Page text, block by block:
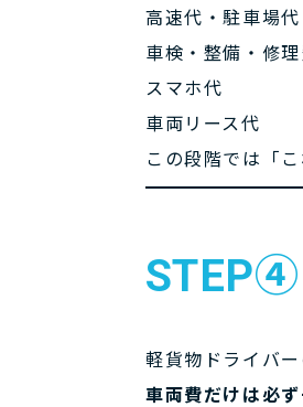
高速代・駐車場代
車検・整備・修理
スマホ代
車両リース代
この段階では「
STEP④
軽貨物ドライバー
車両費だけは必